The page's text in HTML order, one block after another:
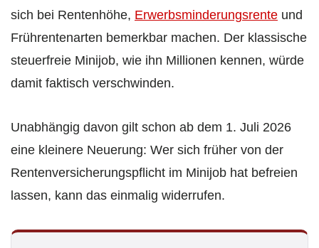
sich bei Rentenhöhe, Erwerbsminderungsrente und
Frührentenarten bemerkbar machen. Der klassische
steuerfreie Minijob, wie ihn Millionen kennen, würde
damit faktisch verschwinden.
Unabhängig davon gilt schon ab dem 1. Juli 2026
eine kleinere Neuerung: Wer sich früher von der
Rentenversicherungspflicht im Minijob hat befreien
lassen, kann das einmalig widerrufen.